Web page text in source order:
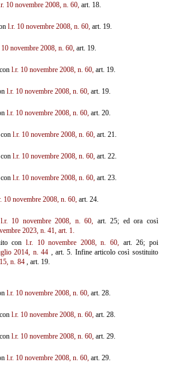
10 novembre 2008, n. 60,art. 18.
l.r. 10 novembre 2008, n. 60,art. 19.
novembre 2008, n. 60,art. 19.
l.r. 10 novembre 2008, n. 60,art. 19.
l.r. 10 novembre 2008, n. 60,art. 19.
l.r. 10 novembre 2008, n. 60,art. 20.
l.r. 10 novembre 2008, n. 60,art. 21.
l.r. 10 novembre 2008, n. 60,art. 22.
l.r. 10 novembre 2008, n. 60,art. 23.
10 novembre 2008, n. 60,art. 24.
l.r. 10 novembre 2008, n. 60, art. 25; ed ora così
2023, n. 41, art. 1.
con l.r. 10 novembre 2008, n. 60, art. 26; poi
2014, n. 44 , art. 5. Infine articolo così sostituito
n. 84, art. 19.
l.r. 10 novembre 2008, n. 60,art. 28.
l.r. 10 novembre 2008, n. 60,art. 28.
l.r. 10 novembre 2008, n. 60,art. 29.
l.r. 10 novembre 2008, n. 60,art. 29.